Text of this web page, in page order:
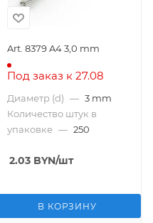
Art. 8379 A4 3,0 mm
Под заказ к 27.08
Диаметр (d) — 3 mm
Количество штук в
упаковке — 250
2.03 BYN/шт
В КОРЗИНУ